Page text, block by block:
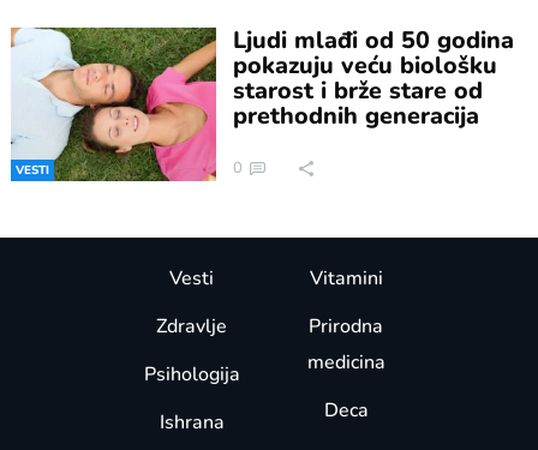
VESTI
Ljudi mlađi od 50 godina
pokazuju veću biološku
starost i brže stare od
prethodnih generacija
0
Vesti
Zdravlje
Psihologija
Ishrana
Vitamini
Prirodna
medicina
Deca